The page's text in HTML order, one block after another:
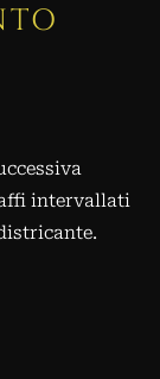
intervallati